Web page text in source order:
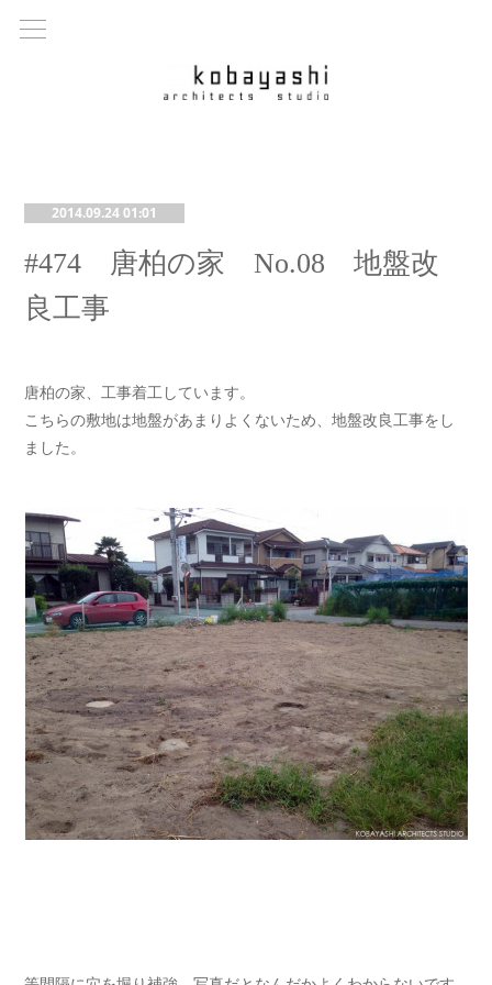
2014.09.24 01:01
#474 唐柏の家 No.08 地盤改
良工事
唐柏の家、工事着工しています。
こちらの敷地は地盤があまりよくないため、地盤改良工事をし
ました。